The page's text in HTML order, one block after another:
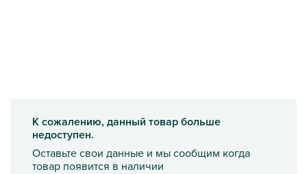
К сожалению, данный товар больше
недоступен.
Оставьте свои данные и мы сообщим когда
товар появится в наличии